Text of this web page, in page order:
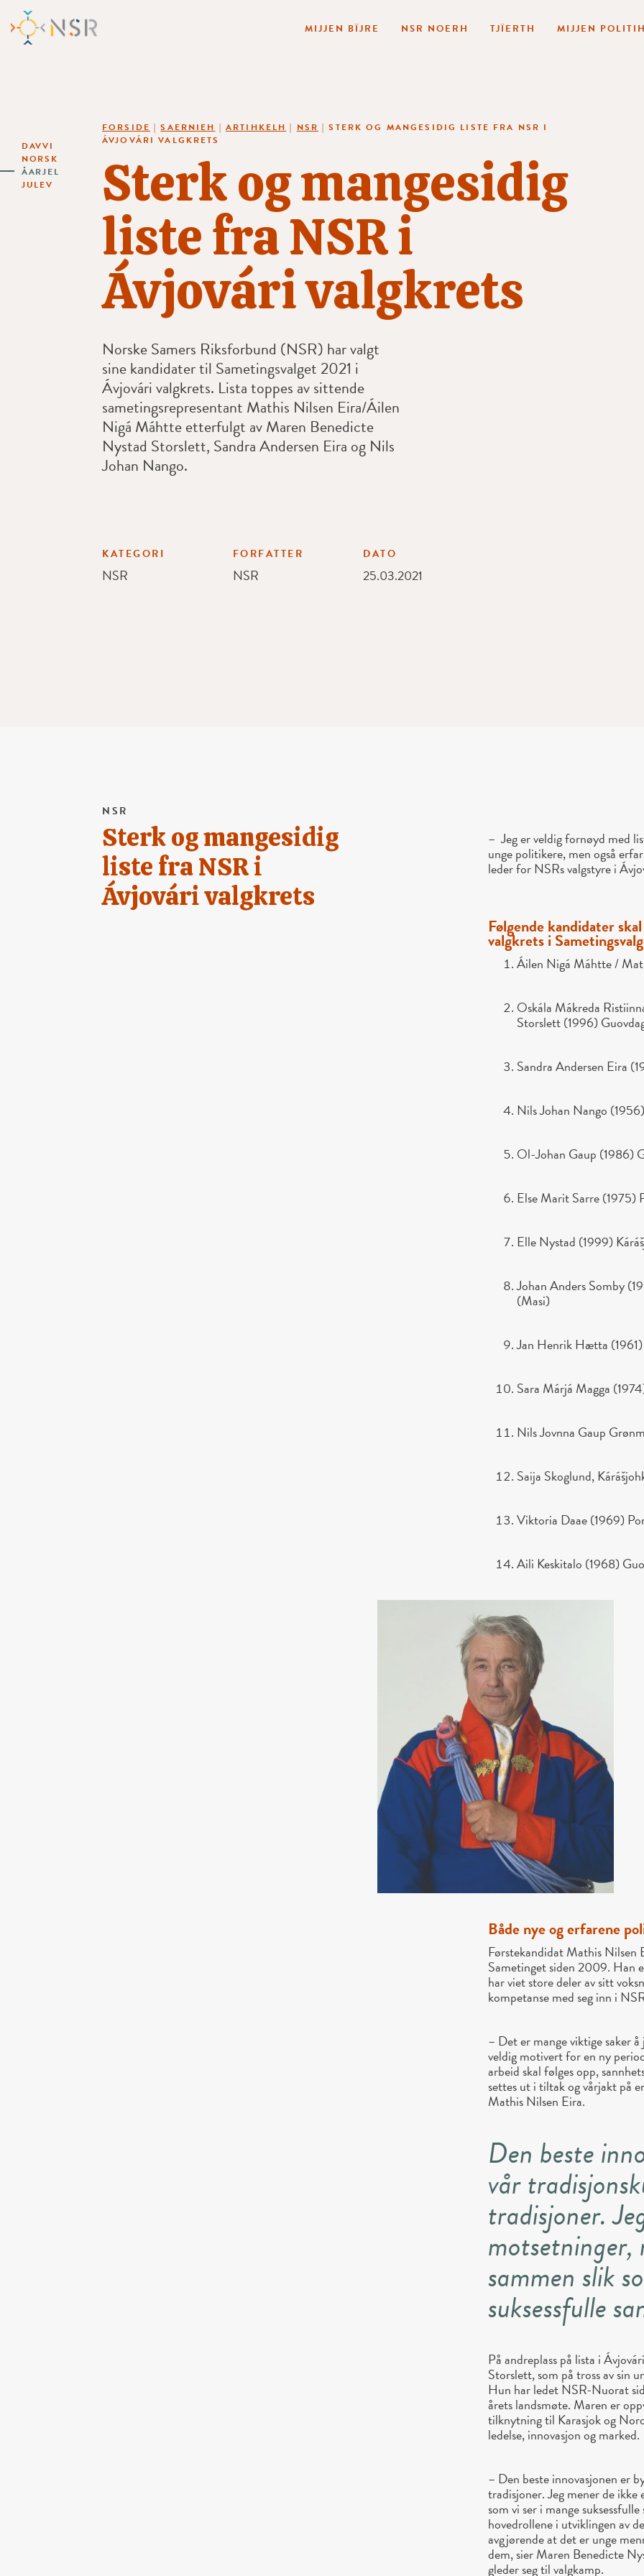
DAVVI
NORSK
ÅARJEL
JULEV
MIJJEN BÏJRE NSR NOERH TJÏERTH MIJJEN
FORSIDE |SAERNIEH | ARTIHKELH | NSR |STERK OG MANGESIDIG LISTE FRA NSR I
ÁVJOVÁRI VALGKRETS
Sterk og mangesidig
liste fra NSR i
Ávjovári valgkrets
Norske Samers Riksforbund (NSR) har valgt
sine kandidater til Sametingsvalget 2021 i
Ávjovári valgkrets. Lista toppes av sittende
sametingsrepresentant Mathis Nilsen Eira/Áilen
Nigá Máhtte etterfulgt av Maren Benedicte
Nystad Storslett, Sandra Andersen Eira og Nils
Johan Nango.
KATEGORI
NSR
FORFATTER
NSR
DATO
25.03.2021
NSR
Sterk og mangesidig
liste fra NSR i
Ávjovári valgkrets
– Jeg er veldig fornøyd med
unge politikere, men også
leder for NSRs valgstyre i
Følgende kandidater
valgkrets i
Áilen Nigá Máhtte /
Oskála Mákreda
Storslett (1996)
Sandra Andersen Eira
Nils Johan Nango
Ol-Johan Gaup (1986)
Else Marit Sarre (1975)
Elle Nystad (1999)
Johan Anders Somby
(Masi)
Jan Henrik Hætta
Sara Márjá Magga
Nils Jovnna Gaup
Saija Skoglund,
Viktoria Daae (1969)
Aili Keskitalo (1968)
Både nye og erfarene
Førstekandidat Mathis Nilsen
Sametinget siden 2009. Han
har viet store deler av sitt
kompetanse med seg inn i
– Det er mange viktige saker
veldig motivert for en ny
arbeid skal følges opp,
settes ut i tiltak og vårjakt på
Mathis Nilsen Eira.
Den beste
vår
tradisjoner.
sammen slik
suksessfulle
På andreplass på lista i
Storslett, som på tross av sin
Hun har ledet NSR-Nuorat
årets landsmøte. Maren er
tilknytning til Karasjok og
ledelse, innovasjon og marked.
– Den beste innovasjonen er
tradisjoner. Jeg mener de
som vi ser i mange
hovedrollene i utviklingen av
avgjørende at det er unge
dem, sier Maren Benedicte
gleder seg til valgkamp.